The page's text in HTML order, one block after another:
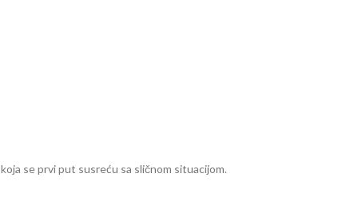
se prvi put susreću sa sličnom situacijom.